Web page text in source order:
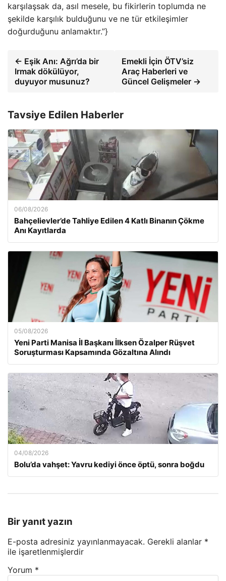
karşılaşsak da, asıl mesele, bu fikirlerin toplumda ne
şekilde karşılık bulduğunu ve ne tür etkileşimler
doğurduğunu anlamaktır.”}
← Eşik Anı: Ağrı’da bir
Irmak dökülüyor,
duyuyor musunuz?
Emekli İçin ÖTV’siz
Araç Haberleri ve
Güncel Gelişmeler →
Tavsiye Edilen Haberler
06/08/2026
Bahçelievler’de Tahliye Edilen 4 Katlı Binanın Çökme
Anı Kayıtlarda
05/08/2026
Yeni Parti Manisa İl Başkanı İlksen Özalper Rüşvet
Soruşturması Kapsamında Gözaltına Alındı
04/08/2026
Bolu’da vahşet: Yavru kediyi önce öptü, sonra boğdu
Bir yanıt yazın
E-posta adresiniz yayınlanmayacak. Gerekli alanlar *
ile işaretlenmişlerdir
Yorum *